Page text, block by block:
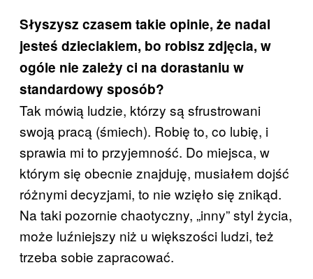
Słyszysz czasem takie opinie, że nadal
jesteś dzieciakiem, bo robisz zdjęcia, w
ogóle nie zależy ci na dorastaniu w
standardowy sposób?
Tak mówią ludzie, którzy są sfrustrowani
swoją pracą (śmiech). Robię to, co lubię, i
sprawia mi to przyjemność. Do miejsca, w
którym się obecnie znajduję, musiałem dojść
różnymi decyzjami, to nie wzięło się znikąd.
Na taki pozornie chaotyczny, „inny” styl życia,
może luźniejszy niż u większości ludzi, też
trzeba sobie zapracować.